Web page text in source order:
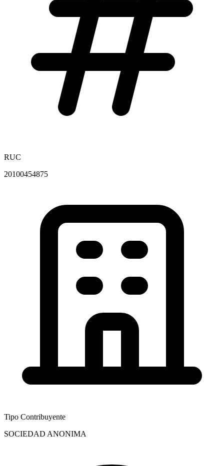
RUC
20100454875
Tipo Contribuyente
SOCIEDAD ANONIMA